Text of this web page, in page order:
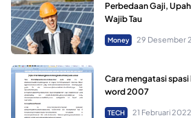
Perbedaan Gaji,
Wajib Tau
Money 29 Desember
Cara mengatasi
word 2007
TECH 21 Februari 2022